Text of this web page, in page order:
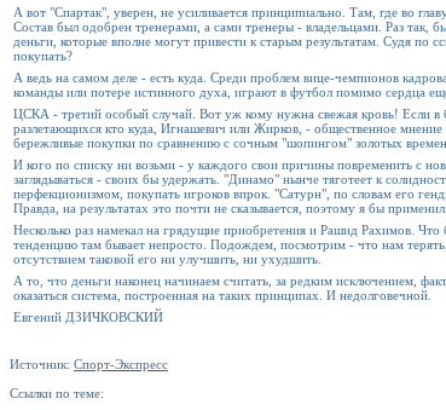
А вот "Спартак", уверен, не усиливается принципиально. Там, где во
Состав был одобрен тренерами, а сами тренеры - владельцами. Раз так,
деньги, которые вполне могут привести к старым результатам. Судя по
покупать?
А ведь на самом деле - есть куда. Среди проблем вице-чемпионов
команды или потере истинного духа, играют в футбол помимо сердца
ЦСКА - третий особый случай. Вот уж кому нужна свежая кровь! Если в
разлетающихся кто куда, Игнашевич или Жирков, - общественное
бережливые покупки по сравнению с сочным "шопингом" золотых
И кого по списку ни возьми - у каждого свои причины повременить с
заглядываться - своих бы удержать. "Динамо" нынче тяготеет к
перфекционизмом, покупать игроков впрок. "Сатурн", по словам его
Правда, на результатах это почти не сказывается, поэтому я бы
Несколько раз намекал на грядущие приобретения и Рашид Рахимов.
тенденцию там бывает непросто. Подождем, посмотрим - что нам
отсутствием таковой его ни улучшить, ни ухудшить.
А то, что деньги наконец начинаем считать, за редким исключением,
оказаться система, построенная на таких принципах. И недолговечной.
Евгений ДЗИЧКОВСКИЙ
Источник: Спорт-Экспресс
Ссылки по теме: